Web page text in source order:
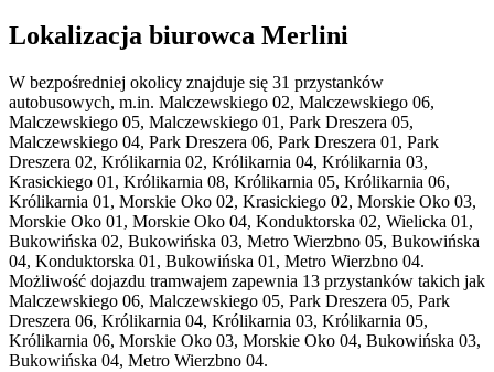
Lokalizacja biurowca Merlini
W bezpośredniej okolicy znajduje się 31 przystanków
autobusowych, m.in. Malczewskiego 02, Malczewskiego 06,
Malczewskiego 05, Malczewskiego 01, Park Dreszera 05,
Malczewskiego 04, Park Dreszera 06, Park Dreszera 01, Park
Dreszera 02, Królikarnia 02, Królikarnia 04, Królikarnia 03,
Krasickiego 01, Królikarnia 08, Królikarnia 05, Królikarnia 06,
Królikarnia 01, Morskie Oko 02, Krasickiego 02, Morskie Oko 03,
Morskie Oko 01, Morskie Oko 04, Konduktorska 02, Wielicka 01,
Bukowińska 02, Bukowińska 03, Metro Wierzbno 05, Bukowińska
04, Konduktorska 01, Bukowińska 01, Metro Wierzbno 04.
Możliwość dojazdu tramwajem zapewnia 13 przystanków takich jak
Malczewskiego 06, Malczewskiego 05, Park Dreszera 05, Park
Dreszera 06, Królikarnia 04, Królikarnia 03, Królikarnia 05,
Królikarnia 06, Morskie Oko 03, Morskie Oko 04, Bukowińska 03,
Bukowińska 04, Metro Wierzbno 04.